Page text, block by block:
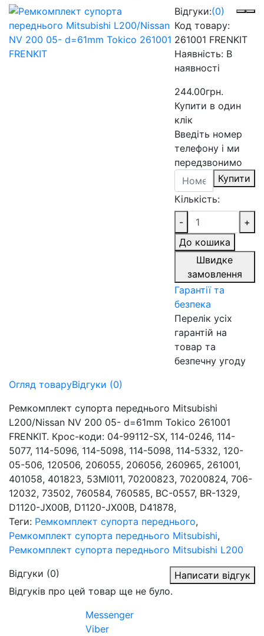
Відгуки:(0)
Код товару:
261001 FRENKIT
Наявність: В
наявності
244.00грн.
Купити в один
клік
Введіть номер
телефону і ми
передзвонимо
Купити
Кількість:
-
+
До кошика
Швидке
замовлення
Гарантії та
безпека
Перелік усіх
гарантій на
товар та
безпечну угоду
Огляд товаруВідгуки (0)
Ремкомплект супорта переднього Mitsubishi
L200/Nissan NV 200 05- d=61mm Tokico 261001
FRENKIT. Крос-коди: 04-99112-SX, 114-0246, 114-
5077, 114-5096, 114-5098, 114-5098, 114-5332, 120-
05-506, 120506, 206055, 206056, 260965, 261001,
401058, 401823, 53MI011, 70200823, 70200824, 706-
12032, 73502, 760584, 760585, BC-0557, BR-1329,
D1120-JX00B, D1120-JX00B, D41878,
Теги: Ремкомплект супорта переднього,
Ремкомплект супорта переднього Mitsubishi,
Ремкомплект супорта переднього Mitsubishi L200
Відгуки (0)
Написати відгук
Відгуків про цей товар ще не було.
Messenger
Viber